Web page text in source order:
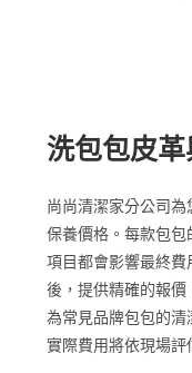
洗包包皮
尚尚清潔家分公司
保養價格。每款包
項目都會影響最終
後，提供精確的報
為常見品牌包包的清
實際費用將依現場評